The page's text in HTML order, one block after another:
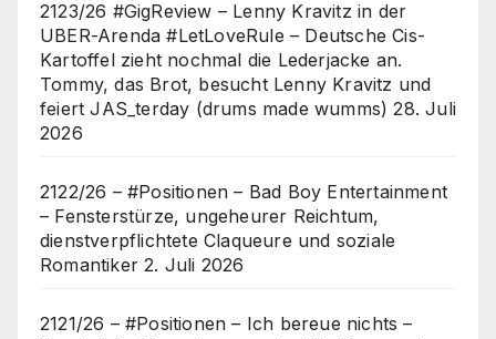
2123/26 #GigReview – Lenny Kravitz in der
UBER-Arenda #LetLoveRule – Deutsche Cis-
Kartoffel zieht nochmal die Lederjacke an.
Tommy, das Brot, besucht Lenny Kravitz und
feiert JAS_terday (drums made wumms) 28. Juli
2026
2122/26 – #Positionen – Bad Boy Entertainment
– Fensterstürze, ungeheurer Reichtum,
dienstverpflichtete Claqueure und soziale
Romantiker 2. Juli 2026
2121/26 – #Positionen – Ich bereue nichts –